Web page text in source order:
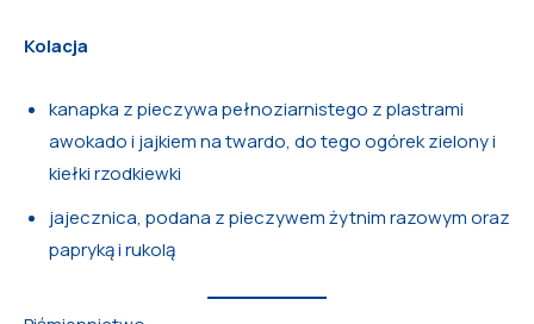
Kolacja
kanapka z pieczywa pełnoziarnistego z plastrami
awokado i jajkiem na twardo, do tego ogórek zielony i
kiełki rzodkiewki
jajecznica, podana z pieczywem żytnim razowym oraz
papryką i rukolą